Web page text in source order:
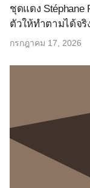
ชุดแดง Stéphane
ตัวให้ทำตามได้จริ
กรกฎาคม 17, 2026